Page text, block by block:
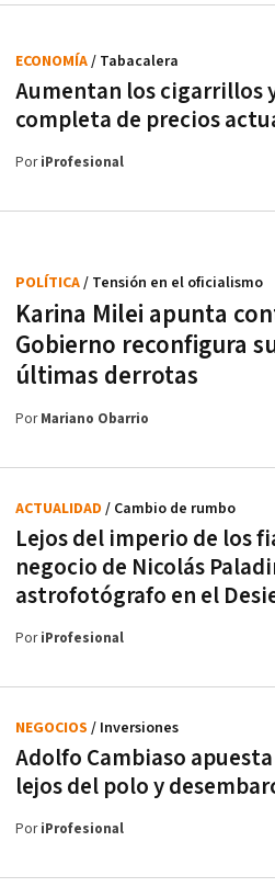
Aumentan los cigarrillos
completa de precios
ECONOMÍA/ Tabacalera
PoriProfesional
Karina Milei apunta
Gobierno reconfigura
últimas derrotas
POLÍTICA/ Tensión en el oficialismo
PorMariano Obarrio
Lejos del imperio de los
negocio de Nicolás
astrofotógrafo en el
ACTUALIDAD / Cambio de rumbo
PoriProfesional
Adolfo Cambiaso
lejos del polo y
NEGOCIOS / Inversiones
PoriProfesional